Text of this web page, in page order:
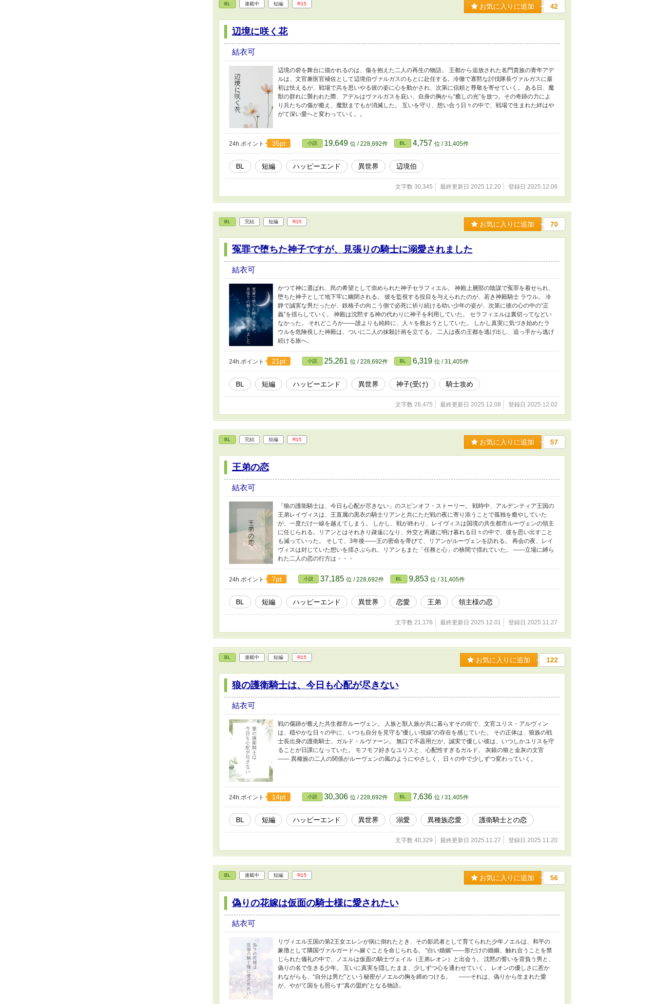
BL 連載中 短編 R15 お気に入りに追加 42
辺境に咲く花
結衣可
辺境の砦を舞台に描かれるのは、傷を抱えた二人の再生の物語。 王都から追放された名門貴族の青年アデ
ルは、文官兼医官補佐として辺境伯ヴァルガスのもとに赴任する。冷徹で寡黙な討伐隊長ヴァルガスに最
初は怯えるが、戦場で兵を思いやる彼の姿に心を動かされ、次第に信頼と尊敬を寄せていく。 ある日、魔
獣の群れに襲われた際、アデルはヴァルガスを庇い、自身の胸から“癒しの光”を放つ。その奇跡の力によ
り兵たちの傷が癒え、魔獣までもが消滅した。 互いを守り、想い合う日々の中で、戦場で生まれた絆はや
がて深い愛へと変わっていく。。
24h.ポイント 35pt 小説 19,649 位 / 228,692件 BL 4,757 位 / 31,405件
BL 短編 ハッピーエンド 異世界 辺境伯
文字数 30,345 最終更新日 2025.12.20 登録日 2025.12.08
BL 完結 短編 R15 お気に入りに追加 70
冤罪で堕ちた神子ですが、見張りの騎士に溺愛されました
結衣可
かつて神に選ばれ、民の希望として崇められた神子セラフィエル。 神殿上層部の陰謀で冤罪を着せられ、
堕ちた神子として地下牢に幽閉される。 彼を監視する役目を与えられたのが、若き神殿騎士 ラウル。 冷
静で誠実な男だったが、鉄格子の向こう側で必死に祈り続ける幼い少年の姿が、次第に彼の心の中の“正
義”を揺らしていく。 神殿は沈黙する神の代わりに神子を利用していた。 セラフィエルは裏切ってなどい
なかった。 それどころか――誰よりも純粋に、人々を救おうとしていた。 しかし真実に気づき始めたラ
ウルを危険視した神殿は、ついに二人の抹殺計画を立てる。 二人は夜の王都を逃げ出し、追っ手から逃げ
続ける旅へ。
24h.ポイント 21pt 小説 25,261 位 / 228,692件 BL 6,319 位 / 31,405件
BL 短編 ハッピーエンド 異世界 神子(受け) 騎士攻め
文字数 26,475 最終更新日 2025.12.08 登録日 2025.12.02
BL 完結 短編 R15 お気に入りに追加 57
王弟の恋
結衣可
「狼の護衛騎士は、今日も心配が尽きない」のスピンオフ・ストーリー。 戦時中、アルデンティア王国の
王弟レイヴィスは、王直属の黒衣の騎士リアンと共にただ戦の夜に寄り添うことで孤独を癒やしていた
が、一度だけ一線を越えてしまう。 しかし、戦が終わり、レイヴィスは国境の共生都市ルーヴェンの領主
に任じられる。リアンとはそれきり疎遠になり、外交と再建に明け暮れる日々の中で、彼を思い出すこと
も減っていった。 そして、3年後――王の密命を帯びて、リアンがルーヴェンを訪れる。 再会の夜、レイ
ヴィスは封じていた想いを揺さぶられ、リアンもまた「任務と心」の狭間で揺れていた。 ――立場に縛ら
れた二人の恋の行方は・・・
24h.ポイント 7pt 小説 37,185 位 / 228,692件 BL 9,853 位 / 31,405件
BL 短編 ハッピーエンド 異世界 恋愛 王弟 領主様の恋
文字数 21,176 最終更新日 2025.12.01 登録日 2025.11.27
BL 連載中 短編 R15 お気に入りに追加 122
狼の護衛騎士は、今日も心配が尽きない
結衣可
戦の傷跡が癒えた共生都市ルーヴェン。 人族と獣人族が共に暮らすその街で、文官ユリス・アルヴィン
は、穏やかな日々の中に、いつも自分を見守る“優しい視線”の存在を感じていた。 その正体は、狼族の戦
士長出身の護衛騎士、ガルド・ルヴァーン。 無口で不器用だが、誠実で優しい彼は、いつしかユリスを守
ることが日課になっていた。 モフモフ好きなユリスと、心配性すぎるガルド。 灰銀の狼と金灰の文官
―― 異種族の二人の関係がルーヴェンの風のようにやさしく、日々の中で少しずつ変わっていく。
24h.ポイント 14pt 小説 30,306 位 / 228,692件 BL 7,636 位 / 31,405件
BL 短編 ハッピーエンド 異世界 溺愛 異種族恋愛 護衛騎士との恋
文字数 40,329 最終更新日 2025.11.27 登録日 2025.11.20
BL 連載中 短編 R15 お気に入りに追加 56
偽りの花嫁は仮面の騎士様に愛されたい
結衣可
リヴィエル王国の第2王女エレンが病に倒れたとき、その影武者として育てられた少年ノエルは、和平の
象徴として隣国ヴァルガードへ嫁ぐことを命じられる。 “白い婚姻”――形だけの婚姻、触れ合うことを禁
じられた儀礼の中で、ノエルは仮面の騎士ヴェイル（王弟レオン）と出会う。 沈黙の誓いを背負う男と、
偽りの名で生きる少年。 互いに真実を隠したまま、少しずつ心を通わせていく。 レオンの優しさに惹か
れながらも、“自分は男だ”という秘密がノエルの胸を締めつける。 ――それは、偽りから生まれた愛
が、やがて国をも照らす“真の盟約”となる物語。